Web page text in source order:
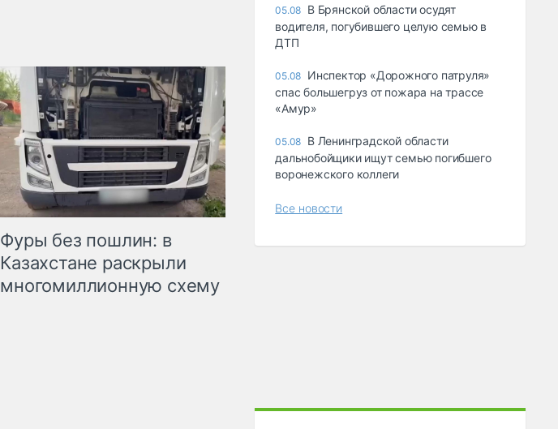
Фуры без пошлин: в
Казахстане раскрыли
многомиллионную схему
05.08 В Брянской области осудят
водителя, погубившего целую семью в
ДТП
05.08 Инспектор «Дорожного патруля»
спас большегруз от пожара на трассе
«Амур»
05.08 В Ленинградской области
дальнобойщики ищут семью погибшего
воронежского коллеги
Все новости